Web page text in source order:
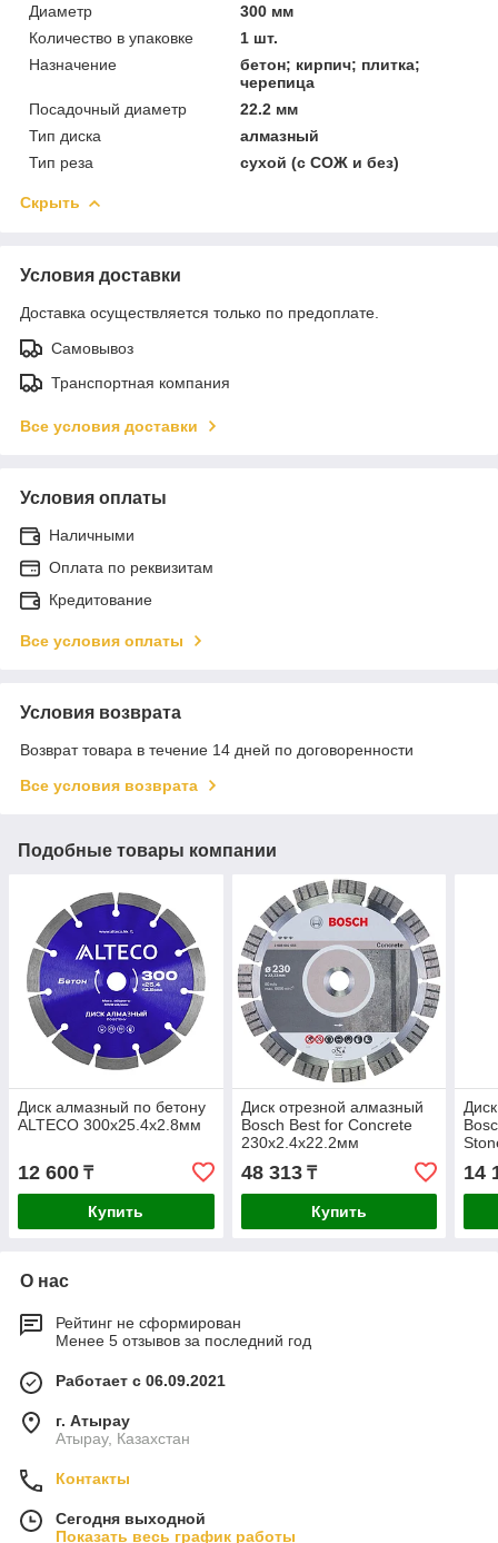
Диаметр
300 мм
Количество в упаковке
1 шт.
Назначение
бетон; кирпич; плитка;
черепица
Посадочный диаметр
22.2 мм
Тип диска
алмазный
Тип реза
сухой (с СОЖ и без)
Скрыть
Условия доставки
Доставка осуществляется только по предоплате.
Самовывоз
Транспортная компания
Все условия доставки
Условия оплаты
Наличными
Оплата по реквизитам
Кредитование
Все условия оплаты
Условия возврата
Возврат товара в течение 14 дней по договоренности
Все условия возврата
Подобные товары компании
Диск алмазный по бетону
ALTECO 300x25.4x2.8мм
12 600 ₸
Купить
Диск отрезной алмазный
Bosch Best for Concrete
230x2.4x22.2мм
2608602655
48 313₸
Купить
14
О нас
Рейтинг не сформирован
Менее 5 отзывов за последний год
Работает с 06.09.2021
г. Атырау
Атырау, Казахстан
Контакты
Сегодня выходной
Показать весь график работы